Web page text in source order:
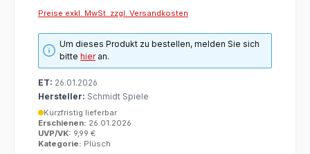
Preise exkl. MwSt. zzgl. Versandkosten
Um dieses Produkt zu bestellen, melden Sie sich
bittehieran.
ET: 26.01.2026
Hersteller: Schmidt Spiele
Kurzfristig lieferbar
Erschienen: 26.01.2026
UVP/VK: 9,99 €
Kategorie: Plüsch